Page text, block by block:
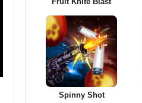
Spinny Shot